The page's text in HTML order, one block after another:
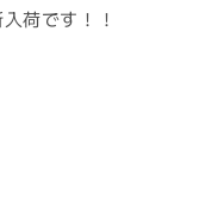
荷です！！